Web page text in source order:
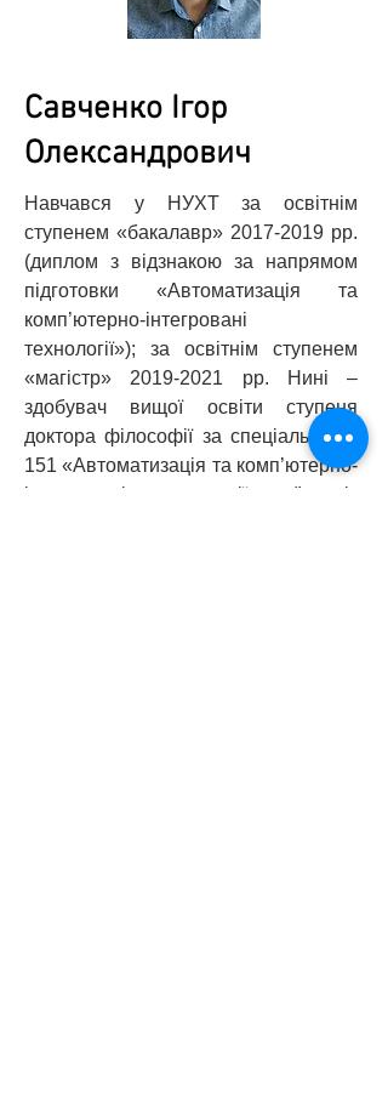
Савченко Ігор
Олександрович
Навчався у НУХТ за освітнім
ступенем «бакалавр» 2017-2019 рр.
(диплом з відзнакою за напрямом
підготовки «Автоматизація та
комп’ютерно-інтегровані
технології»); за освітнім ступенем
«магістр» 2019-2021 рр. Нині –
здобувач вищої освіти ступеня
доктора філософії за спеціальністю
151 «Автоматизація та комп’ютерно-
інтегровані технології» (І рік